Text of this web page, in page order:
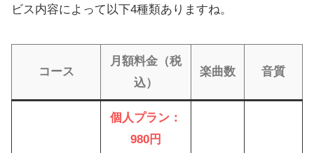
ビス内容によって以下4種類ありますね。
コース
月額料金（税
込）
楽曲数 音質
個人プラン：
980円